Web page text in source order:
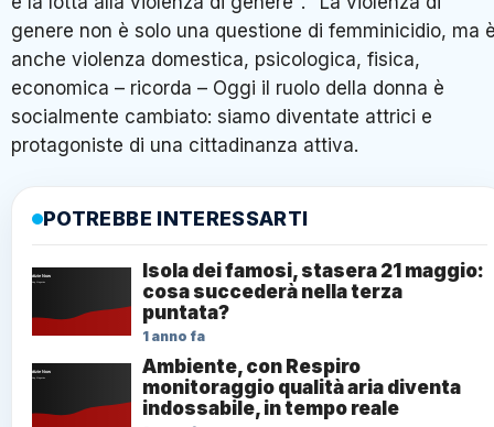
genere non è solo una questione di femminicidio, ma
anche violenza domestica, psicologica, fisica,
economica – ricorda – Oggi il ruolo della donna è
socialmente cambiato: siamo diventate attrici e
protagoniste di una cittadinanza attiva.
POTREBBE INTERESSARTI
Isola dei famosi, stasera 21 maggio:
cosa succederà nella terza
puntata?
1 anno fa
Ambiente, con Respiro
monitoraggio qualità aria diventa
indossabile, in tempo reale